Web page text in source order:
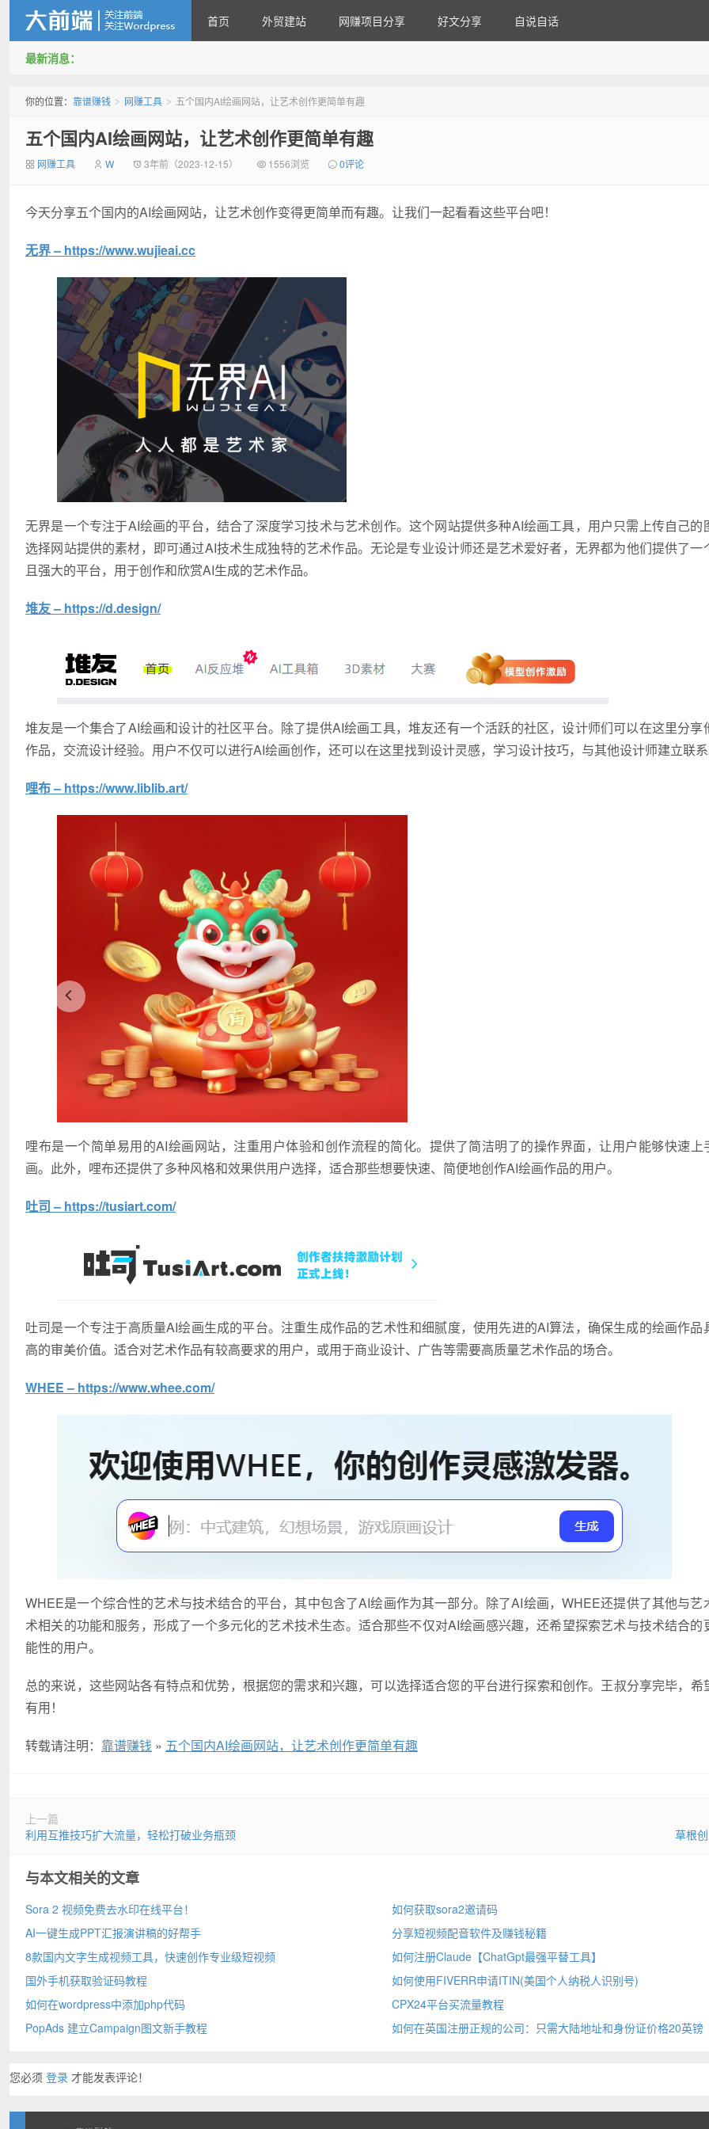
首页 外贸建站 网赚项目分享 好文分享 自说自话
最新消息：
你的位置： 靠谱赚钱 > 网赚工具 > 五个国内AI绘画网站，让艺术创作更简单有趣
五个国内AI绘画网站，让艺术创作更简单有趣
网赚工具 W 3年前（2023-12-15） 1556浏览 0评论
今天分享五个国内的AI绘画网站，让艺术创作变得更简单而有趣。让我们一起看看这些平台吧！
无界 – https://www.wujieai.cc
无界是一个专注于AI绘画的平台，结合了深度学习技术与艺术创作。这个网站提供多种AI绘画工具，用户只需上传自己的
选择网站提供的素材，即可通过AI技术生成独特的艺术作品。无论是专业设计师还是艺术爱好者，无界都为他们提供了一
且强大的平台，用于创作和欣赏AI生成的艺术作品。
堆友 – https://d.design/
堆友是一个集合了AI绘画和设计的社区平台。除了提供AI绘画工具，堆友还有一个活跃的社区，设计师们可以在这里分享
作品，交流设计经验。用户不仅可以进行AI绘画创作，还可以在这里找到设计灵感，学习设计技巧，与其他设计师建立联系
哩布 – https://www.liblib.art/
哩布是一个简单易用的AI绘画网站，注重用户体验和创作流程的简化。提供了简洁明了的操作界面，让用户能够快速上
画。此外，哩布还提供了多种风格和效果供用户选择，适合那些想要快速、简便地创作AI绘画作品的用户。
吐司 – https://tusiart.com/
吐司是一个专注于高质量AI绘画生成的平台。注重生成作品的艺术性和细腻度，使用先进的AI算法，确保生成的绘画作品
高的审美价值。适合对艺术作品有较高要求的用户，或用于商业设计、广告等需要高质量艺术作品的场合。
WHEE – https://www.whee.com/
WHEE是一个综合性的艺术与技术结合的平台，其中包含了AI绘画作为其一部分。除了AI绘画，WHEE还提供了其他与艺
术相关的功能和服务，形成了一个多元化的艺术技术生态。适合那些不仅对AI绘画感兴趣，还希望探索艺术与技术结合的
能性的用户。
总的来说，这些网站各有特点和优势，根据您的需求和兴趣，可以选择适合您的平台进行探索和创作。王叔分享完毕，希
有用！
转载请注明： 靠谱赚钱 » 五个国内AI绘画网站，让艺术创作更简单有趣
上一篇
利用互推技巧扩大流量，轻松打破业务瓶颈
草根
与本文相关的文章
Sora 2 视频免费去水印在线平台！
如何获取sora2邀请码
AI一键生成PPT汇报演讲稿的好帮手
分享短视频配音软件及赚钱秘籍
8款国内文字生成视频工具，快速创作专业级短视频
如何注册Claude【ChatGpt最强平替工具】
国外手机获取验证码教程
如何使用FIVERR申请ITIN(美国个人纳税人识别号)
如何在wordpress中添加php代码
CPX24平台买流量教程
PopAds 建立Campaign图文新手教程
如何在英国注册正规的公司：只需大陆地址和身份证价格20英镑
您必须 登录 才能发表评论！